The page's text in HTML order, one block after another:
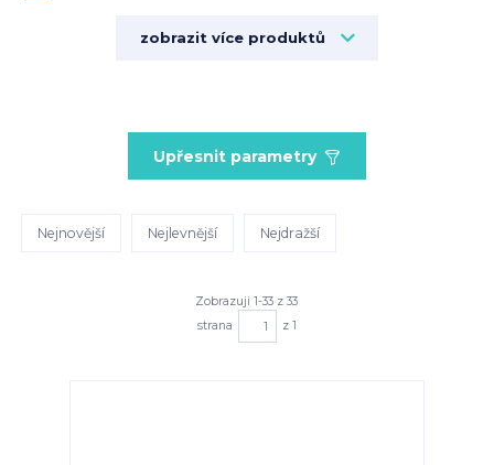
zobrazit více produktů
Upřesnit parametry
Nejnovější Nejlevnější Nejdražší
Zobrazuji 1-33 z 33
strana
z 1